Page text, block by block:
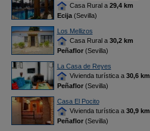
Casa Rural a 29,4 km
Ecija(Sevilla)
Los Mellizos
Casa Rural a 30,2 km
Peñaflor(Sevilla)
La Casa de Reyes
Vivienda turística a 30,6 km
Peñaflor(Sevilla)
Casa El Pocito
Vivienda turística a 30,9 km
Peñaflor(Sevilla)